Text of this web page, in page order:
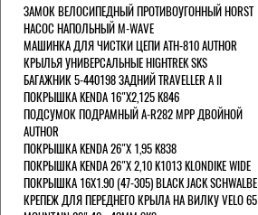
ЗАМОК ВЕЛОСИПЕДНЫЙ ПРОТИВОУГОННЫЙ HORST
НАСОС НАПОЛЬНЫЙ M-WAVE
МАШИНКА ДЛЯ ЧИСТКИ ЦЕПИ ATH-810 AUTHOR
КРЫЛЬЯ УНИВЕРСАЛЬНЫЕ HIGHTREK SKS
БАГАЖНИК 5-440198 ЗАДНИЙ TRAVELLER A II
ПОКРЫШКА KENDA 16"Х2,125 K846
ПОДСУМОК ПОДРАМНЫЙ A-R282 MPP ДВОЙНОЙ
AUTHOR
ПОКРЫШКА KENDA 26"Х 1,95 K838
ПОКРЫШКА KENDA 26"Х 2,10 K1013 KLONDIKE WIDE
ПОКРЫШКА 16X1.90 (47-305) BLACK JACK SCHWALBE
КРЕПЕЖ ДЛЯ ПЕРЕДНЕГО КРЫЛА НА ВИЛКУ VELO 65